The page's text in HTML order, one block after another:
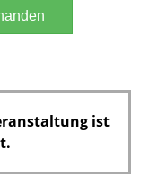
ist